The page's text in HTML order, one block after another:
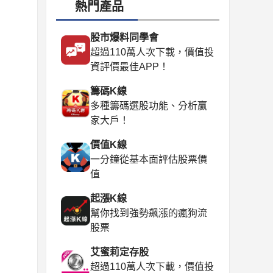
熱門產品
股市爆料同學會
超過110萬人次下載，價值投
資評價最佳APP！
籌碼K線
多種籌碼選股功能、分析贏
家大戶！
價值K線
一分鐘從基本面評估股票價
值
起漲K線
幫你找到強勢飆漲的瘋狗流
股票
艾蜜莉定存股
超過110萬人次下載，價值投